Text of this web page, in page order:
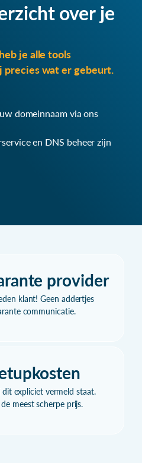
over je
je alle tools
precies wat er gebeurt.
domeinnaam via ons
en DNS beheer zijn
provider
klant! Geen addertjes
communicatie.
expliciet vermeld staat.
meest scherpe prijs.